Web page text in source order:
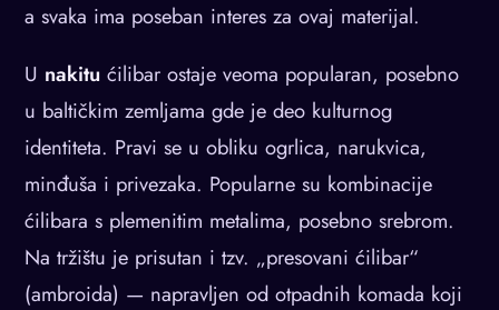
a svaka ima poseban interes za ovaj materijal.
U nakitu ćilibar ostaje veoma popularan, posebno
u baltičkim zemljama gde je deo kulturnog
identiteta. Pravi se u obliku ogrlica, narukvica,
minđuša i privezaka. Popularne su kombinacije
ćilibara s plemenitim metalima, posebno srebrom.
Na tržištu je prisutan i tzv. „presovani ćilibar“
(ambroida) — napravljen od otpadnih komada koji